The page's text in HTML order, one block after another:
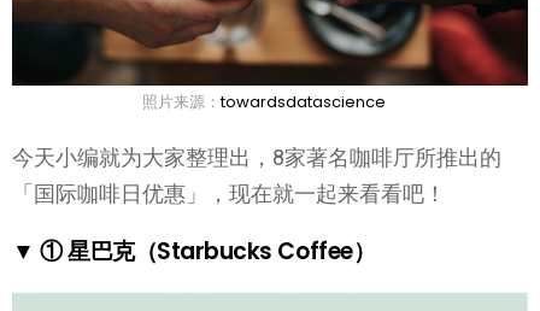
照片来源：towardsdatascience
今天小编就为大家整理出，8家著名咖啡厅所推出的
「国际咖啡日优惠」，现在就一起来看看吧！
▼ ① 星巴克（Starbucks Coffee）